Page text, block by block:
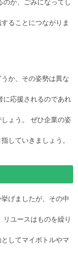
か、ごみになってし
ることにつながりま
か、その姿勢は異な
に応援されるのであれ
ょう。 ぜひ企業の姿
していきましょう。
げましたが、その中
ユースはものを繰り
してマイボトルやマ